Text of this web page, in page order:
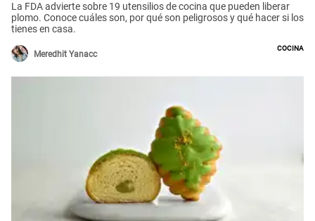
La FDA advierte sobre 19 utensilios de cocina que pueden liberar
plomo. Conoce cuáles son, por qué son peligrosos y qué hacer si los
tienes en casa.
Meredhit Yanacc
Cocina